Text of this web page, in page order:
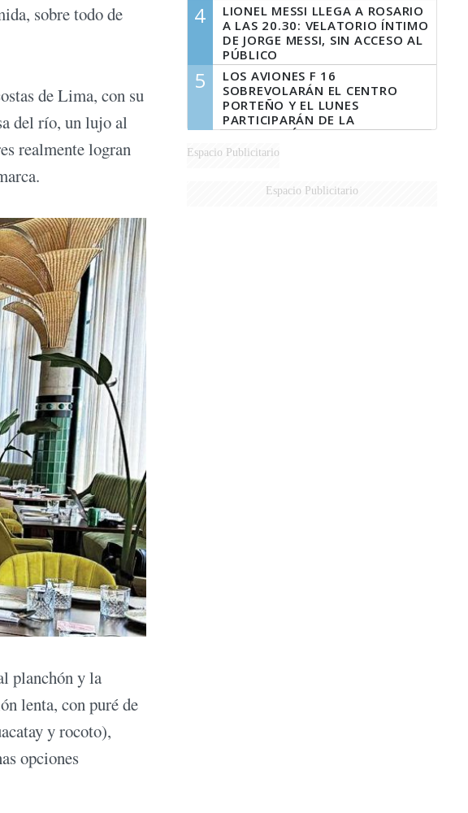
sobre todo de
de Lima, con su
del río, un lujo al
realmente logran
planchón y la
lenta, con puré de
y rocoto),
opciones
4
LIONEL MESSI LLEGA A ROSARIO
A LAS 20.30: VELATORIO ÍNTIMO
DE JORGE MESSI, SIN ACCESO AL
PÚBLICO
5
LOS AVIONES F 16
SOBREVOLARÁN EL CENTRO
PORTEÑO Y EL LUNES
PARTICIPARÁN DE LA
CELEBRACIÓN DE LA FUERZA
AÉREA
Espacio Publicitario
Espacio Publicitario